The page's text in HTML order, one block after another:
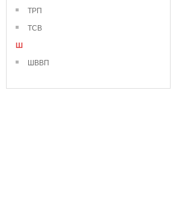
ТРП
ТСВ
Ш
ШВВП